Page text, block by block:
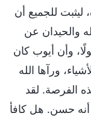
ليثبت للجميع أن
والحيدان عن
وأن أيوب كان
ورآها الله
الفرصة. لقد
أنه حسن. هل كافأ